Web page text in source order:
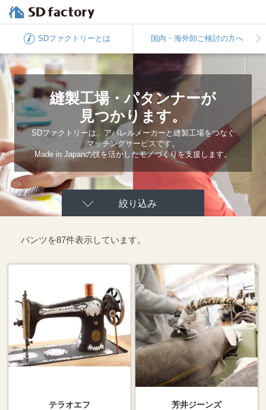
SDファクトリー とは 国内・海外卸ご検討の方へ
縫製工場・パタンナーが
見つかります。
SDファクトリーは、アパレルメーカーと縫製工場をつなぐ
マッチングサービスです。
Made in Japanの技を活かしたモノづくりを支援します。
絞り込み
パンツを87件表示しています。
テラオエフ
芳井ジーンズ